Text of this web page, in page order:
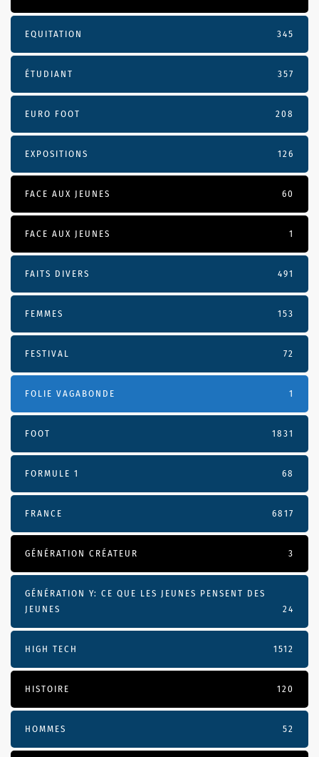
EQUITATION 345
ÉTUDIANT 357
EURO FOOT 208
EXPOSITIONS 126
FACE AUX JEUNES 60
FACE AUX JEUNES 1
FAITS DIVERS 491
FEMMES 153
FESTIVAL 72
FOLIE VAGABONDE 1
FOOT 1831
FORMULE 1 68
FRANCE 6817
GÉNÉRATION CRÉATEUR 3
GÉNÉRATION Y: CE QUE LES JEUNES PENSENT DES
JEUNES
24
HIGH TECH 1512
HISTOIRE 120
HOMMES 52